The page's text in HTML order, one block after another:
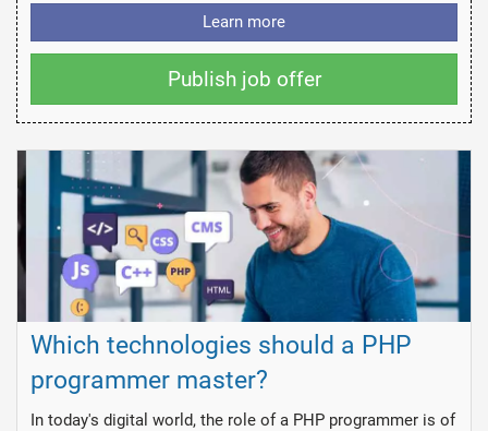
Learn more
Publish job offer
Which technologies should a PHP
programmer master?
In today's digital world, the role of a PHP programmer is of